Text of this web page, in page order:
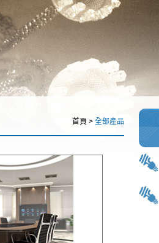
首頁 > 全部產品